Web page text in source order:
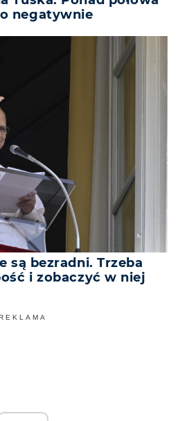
negatywnie
są bezradni. Trzeba
i zobaczyć w niej